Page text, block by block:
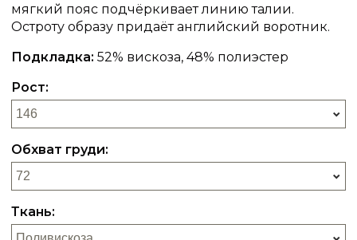
мягкий пояс подчёркивает линию талии.
Остроту образу придаёт английский воротник.
Подкладка: 52% вискоза, 48% полиэстер
Рост:
Обхват груди:
Ткань: